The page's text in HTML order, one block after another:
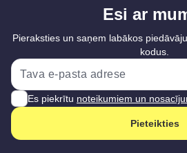
Esi ar
Pieraksties un saņem labākos
kodus.
Es piekrītu noteikumiem un
Pieteikties